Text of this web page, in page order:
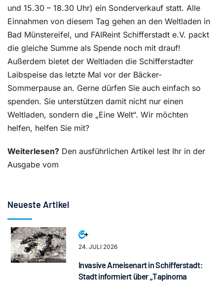
und 15.30 – 18.30 Uhr) ein Sonderverkauf statt. Alle
Einnahmen von diesem Tag gehen an den Weltladen in
Bad Münstereifel, und FAIReint Schifferstadt e.V. packt
die gleiche Summe als Spende noch mit drauf!
Außerdem bietet der Weltladen die Schifferstadter
Laibspeise das letzte Mal vor der Bäcker-
Sommerpause an. Gerne dürfen Sie auch einfach so
spenden. Sie unterstützen damit nicht nur einen
Weltladen, sondern die „Eine Welt“. Wir möchten
helfen, helfen Sie mit?
Weiterlesen? Den ausführlichen Artikel lest Ihr in der
Ausgabe vom
Neueste Artikel
24. JULI 2026
Invasive Ameisenart in Schifferstadt:
Stadt informiert über „Tapinoma